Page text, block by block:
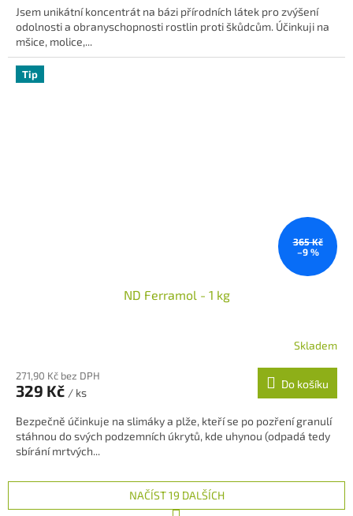
5
hvězdiček.
Jsem unikátní koncentrát na bázi přírodních látek pro zvýšení
odolnosti a obranyschopnosti rostlin proti škůdcům. Účinkuji na
mšice, molice,...
Tip
365 Kč
–9 %
ND Ferramol - 1 kg
produktu
je
z
5
hvězdiček.
Skladem
271,90 Kč bez DPH
329 Kč / ks
Do košíku
Bezpečně účinkuje na slimáky a plže, kteří se po pozření granulí
stáhnou do svých podzemních úkrytů, kde uhynou (odpadá tedy
sbírání mrtvých...
NAČÍST 19 DALŠÍCH